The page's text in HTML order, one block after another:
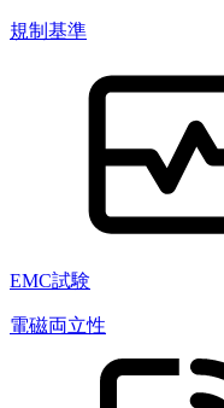
規制基準
EMC試験
電磁両立性